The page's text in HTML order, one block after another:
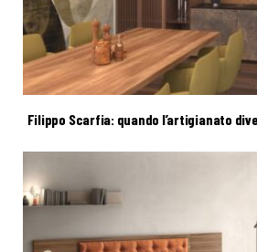
Filippo Scarfia: quando l’artigianato